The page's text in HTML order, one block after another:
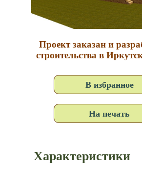
Проект заказан и
строительства в
В избранное
На печать
Характеристики